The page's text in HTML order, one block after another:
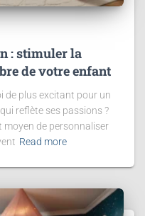
: stimuler la
de votre enfant
de plus excitant pour un
reflète ses passions ?
moyen de personnaliser
Read more